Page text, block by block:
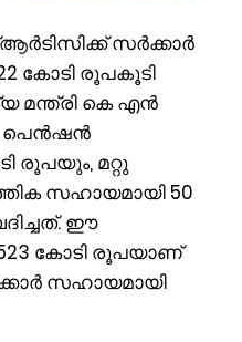
സർക്കാർ
കോടി രൂപകൂടി
മന്ത്രി കെ എൻ
പെൻഷൻ
രൂപയും, മറ്റു
സഹായമായി 50
ഈ
കോടി രൂപയാണ്‌
സഹായമായി